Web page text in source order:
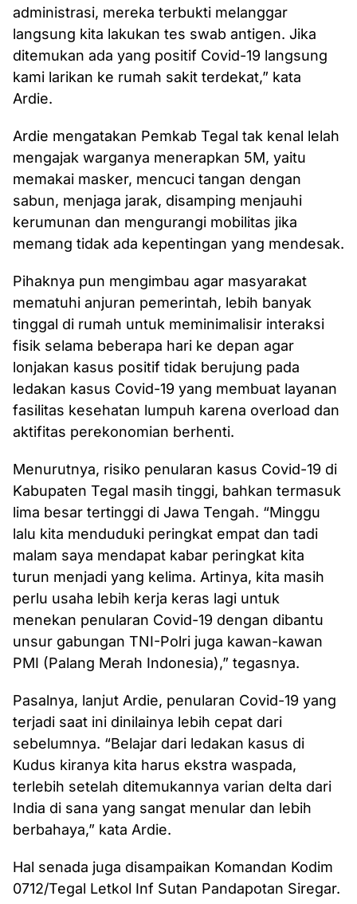
administrasi, mereka terbukti melanggar
langsung kita lakukan tes swab antigen. Jika
ditemukan ada yang positif Covid-19 langsung
kami larikan ke rumah sakit terdekat,” kata
Ardie.
Ardie mengatakan Pemkab Tegal tak kenal lelah
mengajak warganya menerapkan 5M, yaitu
memakai masker, mencuci tangan dengan
sabun, menjaga jarak, disamping menjauhi
kerumunan dan mengurangi mobilitas jika
memang tidak ada kepentingan yang mendesak.
Pihaknya pun mengimbau agar masyarakat
mematuhi anjuran pemerintah, lebih banyak
tinggal di rumah untuk meminimalisir interaksi
fisik selama beberapa hari ke depan agar
lonjakan kasus positif tidak berujung pada
ledakan kasus Covid-19 yang membuat layanan
fasilitas kesehatan lumpuh karena overload dan
aktifitas perekonomian berhenti.
Menurutnya, risiko penularan kasus Covid-19 di
Kabupaten Tegal masih tinggi, bahkan termasuk
lima besar tertinggi di Jawa Tengah. “Minggu
lalu kita menduduki peringkat empat dan tadi
malam saya mendapat kabar peringkat kita
turun menjadi yang kelima. Artinya, kita masih
perlu usaha lebih kerja keras lagi untuk
menekan penularan Covid-19 dengan dibantu
unsur gabungan TNI-Polri juga kawan-kawan
PMI (Palang Merah Indonesia),” tegasnya.
Pasalnya, lanjut Ardie, penularan Covid-19 yang
terjadi saat ini dinilainya lebih cepat dari
sebelumnya. “Belajar dari ledakan kasus di
Kudus kiranya kita harus ekstra waspada,
terlebih setelah ditemukannya varian delta dari
India di sana yang sangat menular dan lebih
berbahaya,” kata Ardie.
Hal senada juga disampaikan Komandan Kodim
0712/Tegal Letkol Inf Sutan Pandapotan Siregar.